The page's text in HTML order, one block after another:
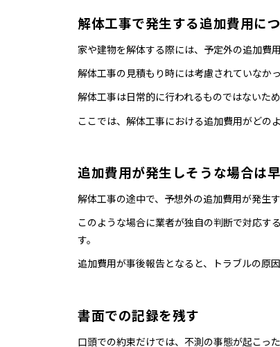
解体工事で発生する追加費用に
家や建物を解体する際には、予定外の追加費
解体工事の見積もり時には考慮されていなか
解体工事は日常的に行われるものではないた
ここでは、解体工事における追加費用がどの
追加費用が発生しそうな場合は
解体工事の途中で、予想外の追加費用が発生
このような場合に業者が独自の判断で対応す
す。
追加費用が事後報告となると、トラブルの原
書面での記録を残す
口頭での約束だけでは、不測の事態が起こっ